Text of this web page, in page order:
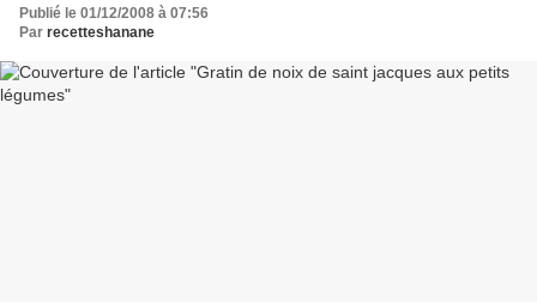
Publié le 01/12/2008 à 07:56
Par recetteshanane